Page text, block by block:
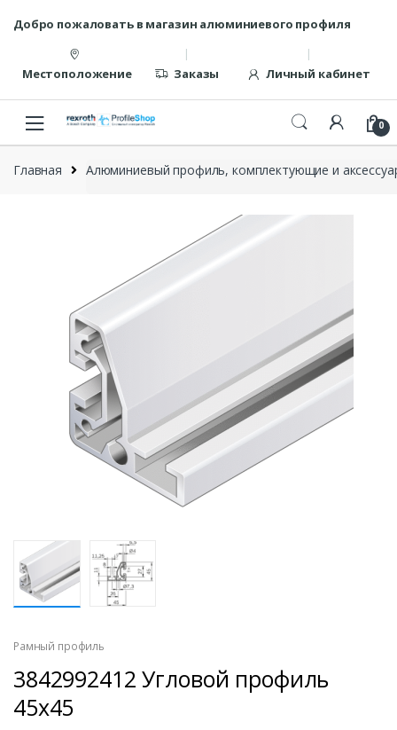
содержанию
Добро пожаловать в магазин алюминиевого профиля
Местоположение Заказы Личный кабинет
0
Главная Алюминиевый профиль, комплектующие и
Рамный профиль
3842992412 Угловой профиль
45х45